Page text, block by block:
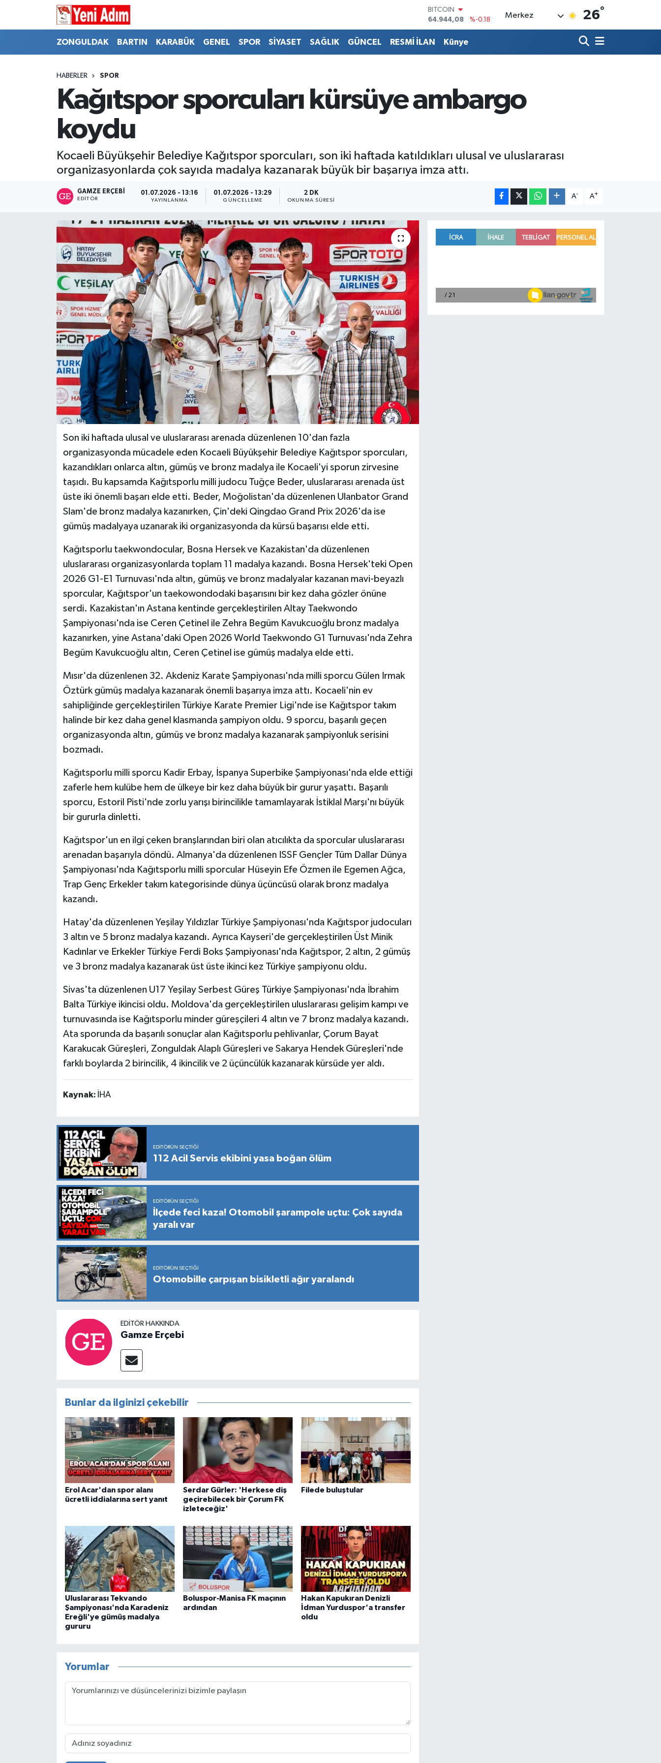
DOLAR
47,7436
%0.18
EURO
55,2510
%0.32
BİST100
13.779
%-14
Merkez 26°
ZONGULDAK BARTIN KARABÜK GENEL SPOR SİYASET SAĞLIK GÜNCEL RESMİ İLAN Künye
HABERLER SPOR
Kağıtspor sporcuları kürsüye ambargo
koydu
Kocaeli Büyükşehir Belediye Kağıtspor sporcuları, son iki haftada katıldıkları ulusal ve uluslararası
organizasyonlarda çok sayıda madalya kazanarak büyük bir başarıya imza attı.
GAMZE ERÇEBI
EDITÖR
01.07.2026 - 13:16
YAYINLANMA
01.07.2026 - 13:29
GÜNCELLEME
2 DK
OKUNMA SÜRESI
A- A+
Son iki haftada ulusal ve uluslararası arenada düzenlenen 10'dan fazla
organizasyonda mücadele eden Kocaeli Büyükşehir Belediye Kağıtspor sporcuları,
kazandıkları onlarca altın, gümüş ve bronz madalya ile Kocaeli'yi sporun zirvesine
taşıdı. Bu kapsamda Kağıtsporlu milli judocu Tuğçe Beder, uluslararası arenada üst
üste iki önemli başarı elde etti. Beder, Moğolistan'da düzenlenen Ulanbator Grand
Slam'de bronz madalya kazanırken, Çin'deki Qingdao Grand Prix 2026'da ise
gümüş madalyaya uzanarak iki organizasyonda da kürsü başarısı elde etti.
Kağıtsporlu taekwondocular, Bosna Hersek ve Kazakistan'da düzenlenen
uluslararası organizasyonlarda toplam 11 madalya kazandı. Bosna Hersek'teki Open
2026 G1-E1 Turnuvası'nda altın, gümüş ve bronz madalyalar kazanan mavi-beyazlı
sporcular, Kağıtspor'un taekowondodaki başarısını bir kez daha gözler önüne
serdi. Kazakistan'ın Astana kentinde gerçekleştirilen Altay Taekwondo
Şampiyonası'nda ise Ceren Çetinel ile Zehra Begüm Kavukcuoğlu bronz madalya
kazanırken, yine Astana'daki Open 2026 World Taekwondo G1 Turnuvası'nda Zehra
Begüm Kavukcuoğlu altın, Ceren Çetinel ise gümüş madalya elde etti.
Mısır'da düzenlenen 32. Akdeniz Karate Şampiyonası'nda milli sporcu Gülen Irmak
Öztürk gümüş madalya kazanarak önemli başarıya imza attı. Kocaeli'nin ev
sahipliğinde gerçekleştirilen Türkiye Karate Premier Ligi'nde ise Kağıtspor takım
halinde bir kez daha genel klasmanda şampiyon oldu. 9 sporcu, başarılı geçen
organizasyonda altın, gümüş ve bronz madalya kazanarak şampiyonluk serisini
bozmadı.
Kağıtsporlu milli sporcu Kadir Erbay, İspanya Superbike Şampiyonası'nda elde ettiği
zaferle hem kulübe hem de ülkeye bir kez daha büyük bir gurur yaşattı. Başarılı
sporcu, Estoril Pisti'nde zorlu yarışı birincilikle tamamlayarak İstiklal Marşı'nı büyük
bir gururla dinletti.
Kağıtspor'un en ilgi çeken branşlarından biri olan atıcılıkta da sporcular uluslararası
arenadan başarıyla döndü. Almanya'da düzenlenen ISSF Gençler Tüm Dallar Dünya
Şampiyonası'nda Kağıtsporlu milli sporcular Hüseyin Efe Özmen ile Egemen Ağca,
Trap Genç Erkekler takım kategorisinde dünya üçüncüsü olarak bronz madalya
kazandı.
Hatay'da düzenlenen Yeşilay Yıldızlar Türkiye Şampiyonası'nda Kağıtspor judocuları
3 altın ve 5 bronz madalya kazandı. Ayrıca Kayseri'de gerçekleştirilen Üst Minik
Kadınlar ve Erkekler Türkiye Ferdi Boks Şampiyonası'nda Kağıtspor, 2 altın, 2 gümüş
ve 3 bronz madalya kazanarak üst üste ikinci kez Türkiye şampiyonu oldu.
Sivas'ta düzenlenen U17 Yeşilay Serbest Güreş Türkiye Şampiyonası'nda İbrahim
Balta Türkiye ikincisi oldu. Moldova'da gerçekleştirilen uluslararası gelişim kampı ve
turnuvasında ise Kağıtsporlu minder güreşçileri 4 altın ve 7 bronz madalya kazandı.
Ata sporunda da başarılı sonuçlar alan Kağıtsporlu pehlivanlar, Çorum Bayat
Karakucak Güreşleri, Zonguldak Alaplı Güreşleri ve Sakarya Hendek Güreşleri'nde
farklı boylarda 2 birincilik, 4 ikincilik ve 2 üçüncülük kazanarak kürsüde yer aldı.
Kaynak: İHA
EDITÖRÜN SEÇTIĞI
112 Acil Servis ekibini yasa boğan ölüm
EDITÖRÜN SEÇTIĞI
İlçede feci kaza! Otomobil şarampole uçtu: Çok sayıda
yaralı var
EDITÖRÜN SEÇTIĞI
Otomobille çarpışan bisikletli ağır yaralandı
EDITÖR HAKKINDA
Gamze Erçebi
Bunlar da ilginizi çekebilir
Erol Acar'dan spor alanı
ücretli iddialarına sert yanıt
Serdar Gürler: 'Herkese diş
geçirebilecek bir Çorum FK
izleteceğiz'
Filede buluştular
Uluslararası Tekvando
Şampiyonası'nda Karadeniz
Ereğli'ye gümüş madalya
gururu
Boluspor-Manisa FK maçının
ardından
Hakan Kapukıran Denizli
İdman Yurduspor'a transfer
oldu
Yorumlar
ZONGULDAK
SİYASET
ZONGULDAK
KARABÜK
RESMİ İLAN
Zonguldak Hava Durumu
Süper Lig Puan Durumu ve Fikstür
Son Dakika Haberleri